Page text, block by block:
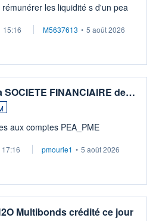
les liquidité s d'un pea
15:16 M5637613 • 5 août 2026
SOCIETE FINANCIAIRE de…
accesibles aux comptes PEA_PME
17:16 pmourie1 • 5 août 2026
Multibonds crédité ce jour